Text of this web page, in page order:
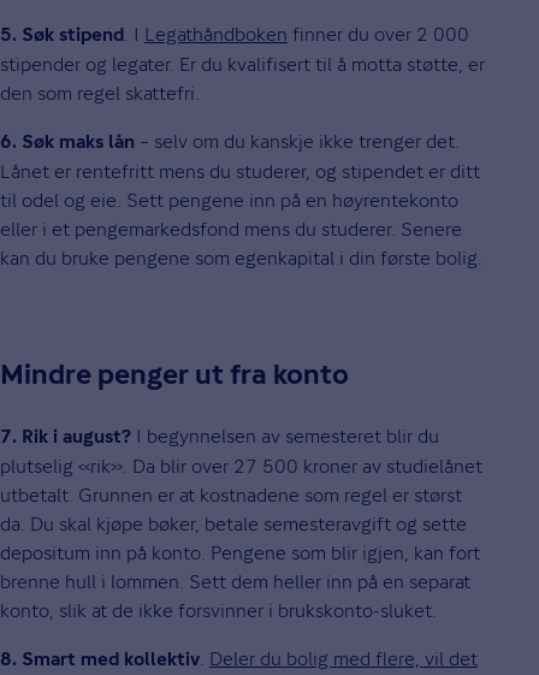
5. Søk stipend. I Legathåndboken finner du over 2 000
stipender og legater. Er du kvalifisert til å motta støtte, er
den som regel skattefri.
6. Søk maks lån – selv om du kanskje ikke trenger det.
Lånet er rentefritt mens du studerer, og stipendet er ditt
til odel og eie. Sett pengene inn på en høyrentekonto
eller i et pengemarkedsfond mens du studerer. Senere
kan du bruke pengene som egenkapital i din første bolig.
Mindre penger ut fra konto
7. Rik i august? I begynnelsen av semesteret blir du
plutselig «rik». Da blir over 27 500 kroner av studielånet
utbetalt. Grunnen er at kostnadene som regel er størst
da. Du skal kjøpe bøker, betale semesteravgift og sette
depositum inn på konto. Pengene som blir igjen, kan fort
brenne hull i lommen. Sett dem heller inn på en separat
konto, slik at de ikke forsvinner i brukskonto-sluket.
8. Smart med kollektiv. Deler du bolig med flere, vil det